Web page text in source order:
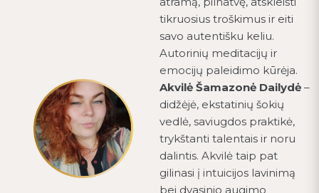
tikruosius troškimus ir eiti
savo autentišku keliu.
Autorinių meditacijų ir
emocijų paleidimo kūrėja.
Akvilė Šamazonė Dailydė –
didžėjė, ekstatinių šokių
vedlė, saviugdos praktikė,
trykštanti talentais ir noru
dalintis. Akvilė taip pat
gilinasi į intuicijos lavinimą
bei dvasinio augimo